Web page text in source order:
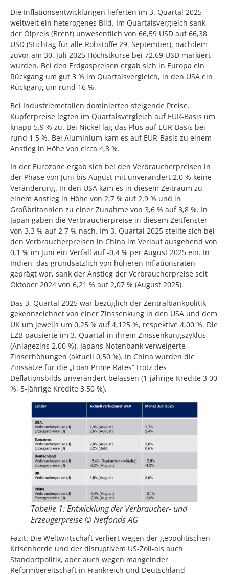
Die Inflationsentwicklungen lieferten im 3. Quartal 2025
weltweit ein heterogenes Bild. Im Quartalsvergleich sank
der Ölpreis (Brent) unwesentlich von 66,59 USD auf 66,38
USD (Stichtag für alle Rohstoffe 29. September), nachdem
zuvor am 30. Juli 2025 Höchstkurse bei 72,69 USD markiert
wurden. Bei den Erdgaspreisen ergab sich in Europa ein
Rückgang um gut 3 % im Quartalsvergleich, in den USA ein
Rückgang um rund 16 %.
Bei Industriemetallen dominierten steigende Preise.
Kupferpreise legten im Quartalsvergleich auf EUR-Basis um
knapp 5,9 % zu. Bei Nickel lag das Plus auf EUR-Basis bei
rund 1,5 %. Bei Aluminium kam es auf EUR-Basis zu einem
Anstieg in Höhe von circa 4,3 %.
In der Eurozone ergab sich bei den Verbraucherpreisen in
der Phase von Juni bis August mit unverändert 2,0 % keine
Veränderung. In den USA kam es in diesem Zeitraum zu
einem Anstieg in Höhe von 2,7 % auf 2,9 % und in
Großbritannien zu einer Zunahme von 3,6 % auf 3,8 %. In
Japan gaben die Verbraucherpreise in diesem Zeitfenster
von 3,3 % auf 2,7 % nach. Im 3. Quartal 2025 stellte sich bei
den Verbraucherpreisen in China im Verlauf ausgehend von
0,1 % im Juni ein Verfall auf -0,4 % per August 2025 ein. In
Indien, das grundsätzlich von höheren Inflationsraten
geprägt war, sank der Anstieg der Verbraucherpreise seit
Oktober 2024 von 6,21 % auf 2,07 % (August 2025).
Das 3. Quartal 2025 war bezüglich der Zentralbankpolitik
gekennzeichnet von einer Zinssenkung in den USA und dem
UK um jeweils um 0,25 % auf 4,125 %, respektive 4,00 %. Die
EZB pausierte im 3. Quartal in ihrem Zinssenkungszyklus
(Anlagezins 2,00 %). Japans Notenbank verweigerte
Zinserhöhungen (aktuell 0,50 %). In China wurden die
Zinssätze für die „Loan Prime Rates“ trotz des
Deflationsbilds unverändert belassen (1-jährige Kredite 3,00
%, 5-jährige Kredite 3,50 %).
Tabelle 1: Entwicklung der Verbraucher- und
Erzeugerpreise © Netfonds AG
Fazit: Die Weltwirtschaft verliert wegen der geopolitischen
Krisenherde und der disruptivem US-Zoll-als auch
Standortpolitik, aber auch wegen mangelnder
Reformbereitschaft in Frankreich und Deutschland